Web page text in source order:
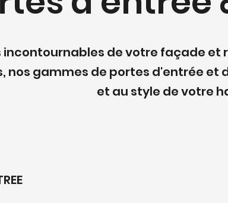
incontournables de votre façade et
nos gammes de portes d'entrée
et au style de votre